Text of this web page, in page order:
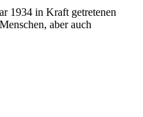
1934 in Kraft getretenen
aber auch